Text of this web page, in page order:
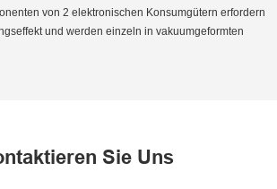
von 2 elektronischen Konsumgütern erfordern
und werden einzeln in vakuumgeformten
Sie Uns